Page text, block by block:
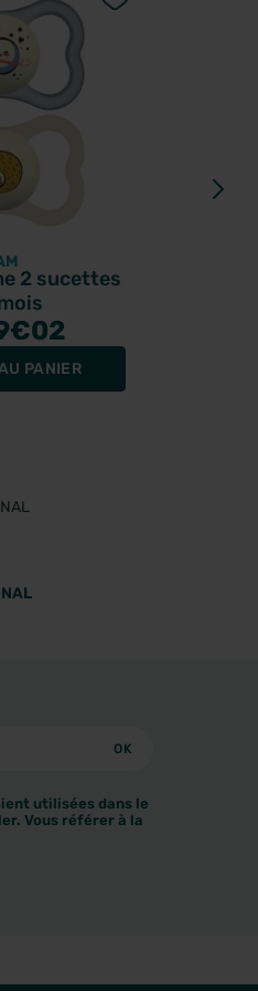
2 sucettes
€02
PANIER
utilisées dans le
Vous référer à la